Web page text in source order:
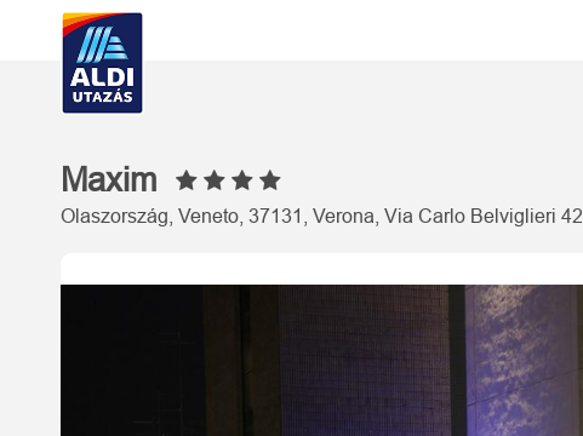
Maxim
Olaszország, Veneto, 37131, Verona, Via Carlo Belviglieri 42